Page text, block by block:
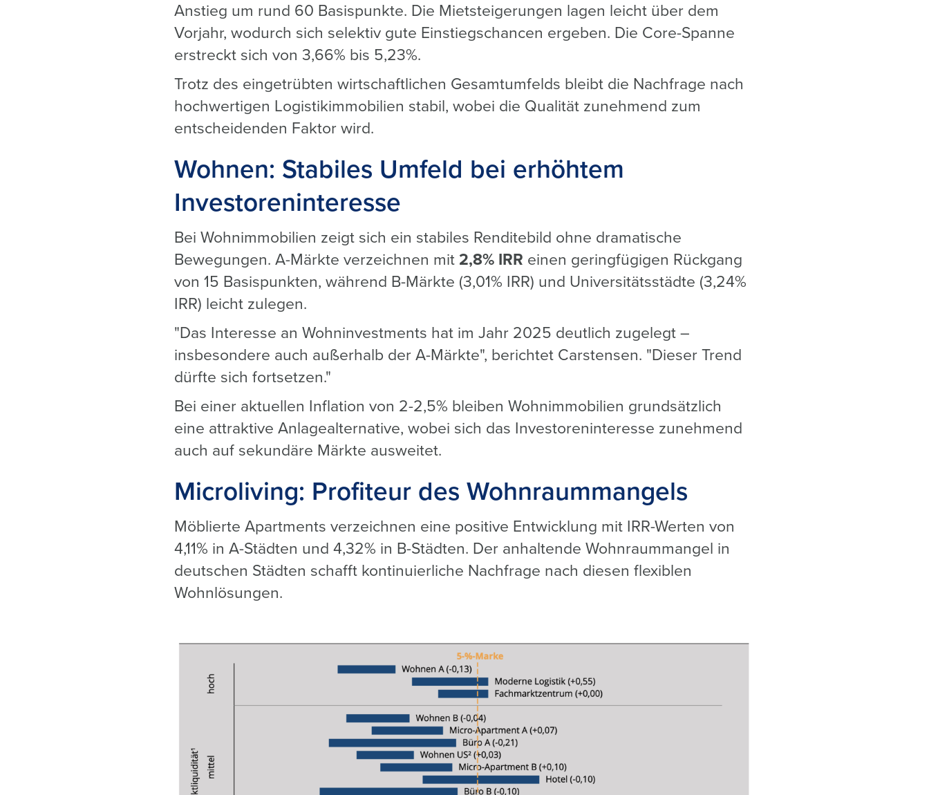
Anstieg um rund 60 Basispunkte. Die Mietsteigerungen lagen leicht über dem
Vorjahr, wodurch sich selektiv gute Einstiegschancen ergeben. Die Core-Spanne
erstreckt sich von 3,66% bis 5,23%.
Trotz des eingetrübten wirtschaftlichen Gesamtumfelds bleibt die Nachfrage nach
hochwertigen Logistikimmobilien stabil, wobei die Qualität zunehmend zum
entscheidenden Faktor wird.
Wohnen: Stabiles Umfeld bei erhöhtem
Investoreninteresse
Bei Wohnimmobilien zeigt sich ein stabiles Renditebild ohne dramatische
Bewegungen. A-Märkte verzeichnen mit 2,8% IRR einen geringfügigen Rückgang
von 15 Basispunkten, während B-Märkte (3,01% IRR) und Universitätsstädte (3,24%
IRR) leicht zulegen.
"Das Interesse an Wohninvestments hat im Jahr 2025 deutlich zugelegt –
insbesondere auch außerhalb der A-Märkte", berichtet Carstensen. "Dieser Trend
dürfte sich fortsetzen."
Bei einer aktuellen Inflation von 2-2,5% bleiben Wohnimmobilien grundsätzlich
eine attraktive Anlagealternative, wobei sich das Investoreninteresse zunehmend
auch auf sekundäre Märkte ausweitet.
Microliving: Profiteur des Wohnraummangels
Möblierte Apartments verzeichnen eine positive Entwicklung mit IRR-Werten von
4,11% in A-Städten und 4,32% in B-Städten. Der anhaltende Wohnraummangel in
deutschen Städten schafft kontinuierliche Nachfrage nach diesen flexiblen
Wohnlösungen.